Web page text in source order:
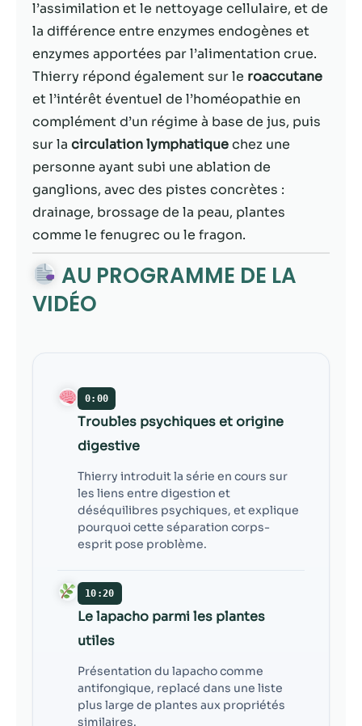
l’assimilation et le nettoyage cellulaire, et de
la différence entre enzymes endogènes et
enzymes apportées par l’alimentation crue.
Thierry répond également sur le roaccutane
et l’intérêt éventuel de l’homéopathie en
complément d’un régime à base de jus, puis
sur la circulation lymphatiquechez une
personne ayant subi une ablation de
ganglions, avec des pistes concrètes :
drainage, brossage de la peau, plantes
comme le fenugrec ou le fragon.
AU PROGRAMME DE LA
VIDÉO
0:00
Troubles psychiques et origine
digestive
Thierry introduit la série en cours sur
les liens entre digestion et
déséquilibres psychiques, et explique
pourquoi cette séparation corps-
esprit pose problème.
10:20
Le lapacho parmi les plantes
utiles
Présentation du lapacho comme
antifongique, replacé dans une liste
plus large de plantes aux propriétés
similaires.
contenu et des
offres
personnalisés.